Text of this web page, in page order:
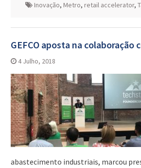
Inovação, Metro, retail accelerator,
GEFCO aposta na colaboração
4 Julho, 2018
abastecimento industriais, marcou